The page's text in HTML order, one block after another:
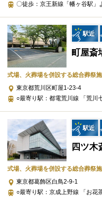
会館使用料
安置室使用料
供養品
飲食費用
火葬料金
追加オプション
遺影写真
ドライアイス（1回）
棺
防水シーツ
セレモニースタッフ
寝台車（病院→会館）（
寝台車（会館→火葬場）（
〇徒歩：京王新線「幡ヶ谷駅」
駅近
町屋斎
式場、火葬場を併設する総合葬祭施
東京都荒川区町屋1-23-4
○最寄り駅：都電荒川線 「荒川
駅近
四ツ木
式場、火葬場を併設する総合葬祭施
東京都葛飾区白鳥2-9-1
○最寄り駅：京成上野線 「お花